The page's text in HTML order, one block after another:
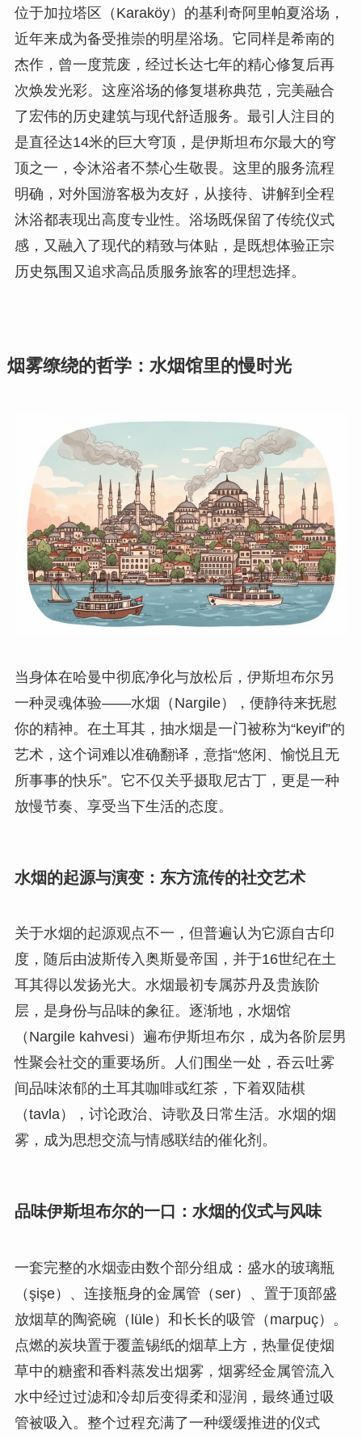
位于加拉塔区（Karaköy）的基利奇阿里帕夏浴场，
近年来成为备受推崇的明星浴场。它同样是希南的
杰作，曾一度荒废，经过长达七年的精心修复后再
次焕发光彩。这座浴场的修复堪称典范，完美融合
了宏伟的历史建筑与现代舒适服务。最引人注目的
是直径达14米的巨大穹顶，是伊斯坦布尔最大的穹
顶之一，令沐浴者不禁心生敬畏。这里的服务流程
明确，对外国游客极为友好，从接待、讲解到全程
沐浴都表现出高度专业性。浴场既保留了传统仪式
感，又融入了现代的精致与体贴，是既想体验正宗
历史氛围又追求高品质服务旅客的理想选择。
烟雾缭绕的哲学：水烟馆里的慢时光
当身体在哈曼中彻底净化与放松后，伊斯坦布尔另
一种灵魂体验——水烟（Nargile），便静待来抚慰
你的精神。在土耳其，抽水烟是一门被称为“keyif”的
艺术，这个词难以准确翻译，意指“悠闲、愉悦且无
所事事的快乐”。它不仅关乎摄取尼古丁，更是一种
放慢节奏、享受当下生活的态度。
水烟的起源与演变：东方流传的社交艺术
关于水烟的起源观点不一，但普遍认为它源自古印
度，随后由波斯传入奥斯曼帝国，并于16世纪在土
耳其得以发扬光大。水烟最初专属苏丹及贵族阶
层，是身份与品味的象征。逐渐地，水烟馆
（Nargile kahvesi）遍布伊斯坦布尔，成为各阶层男
性聚会社交的重要场所。人们围坐一处，吞云吐雾
间品味浓郁的土耳其咖啡或红茶，下着双陆棋
（tavla），讨论政治、诗歌及日常生活。水烟的烟
雾，成为思想交流与情感联结的催化剂。
品味伊斯坦布尔的一口：水烟的仪式与风味
一套完整的水烟壶由数个部分组成：盛水的玻璃瓶
（şişe）、连接瓶身的金属管（ser）、置于顶部盛
放烟草的陶瓷碗（lüle）和长长的吸管（marpuç）。
点燃的炭块置于覆盖锡纸的烟草上方，热量促使烟
草中的糖蜜和香料蒸发出烟雾，烟雾经金属管流入
水中经过过滤和冷却后变得柔和湿润，最终通过吸
管被吸入。整个过程充满了一种缓缓推进的仪式